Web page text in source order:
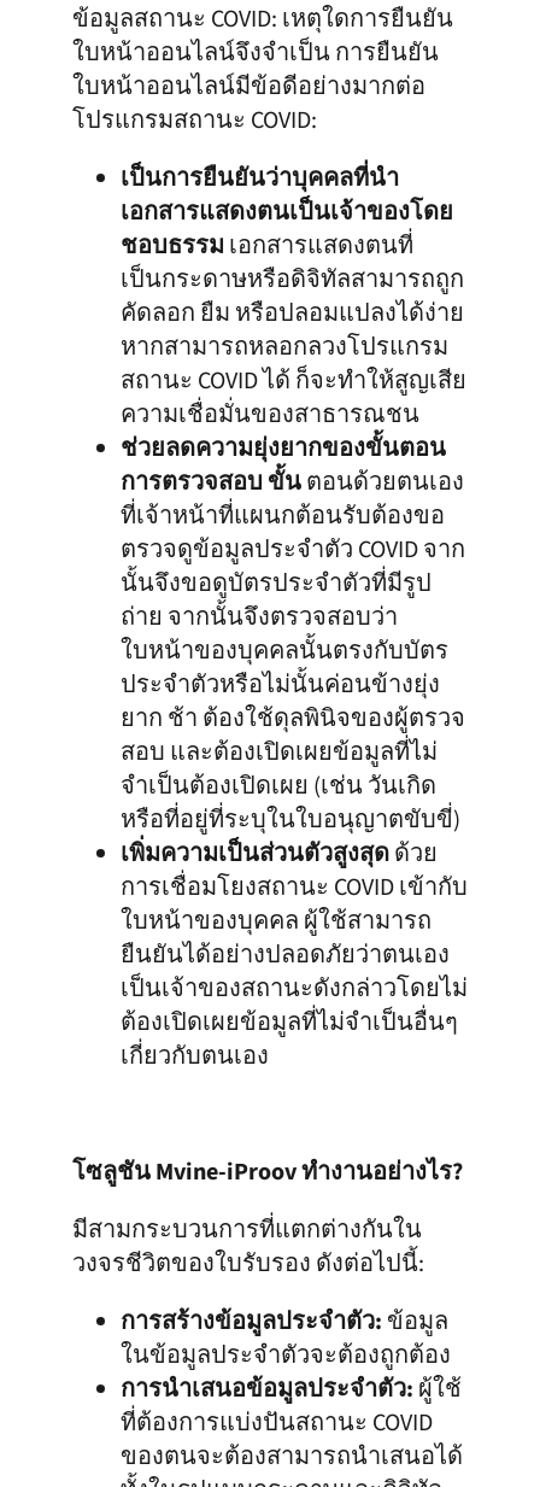
ข้อมูลสถานะ COVID: เหตุใดการยืนยัน
ใบหน้าออนไลน์จึงจำเป็น การยืนยัน
ใบหน้าออนไลน์มีข้อดีอย่างมากต่อ
โปรแกรมสถานะ COVID:
เป็นการยืนยันว่าบุคคลที่นำ
เอกสารแสดงตนเป็นเจ้าของโดย
ชอบธรรม เอกสารแสดงตนที่
เป็นกระดาษหรือดิจิทัลสามารถถูก
คัดลอก ยืม หรือปลอมแปลงได้ง่าย
หากสามารถหลอกลวงโปรแกรม
สถานะ COVID ได้ ก็จะทำให้สูญเสีย
ความเชื่อมั่นของสาธารณชน
ช่วยลดความยุ่งยากของขั้นตอน
การตรวจสอบ ขั้นตอนด้วยตนเอง
ที่เจ้าหน้าที่แผนกต้อนรับต้องขอ
ตรวจดูข้อมูลประจำตัว COVID จาก
นั้นจึงขอดูบัตรประจำตัวที่มีรูป
ถ่าย จากนั้นจึงตรวจสอบว่า
ใบหน้าของบุคคลนั้นตรงกับบัตร
ประจำตัวหรือไม่นั้นค่อนข้างยุ่ง
ยาก ช้า ต้องใช้ดุลพินิจของผู้ตรวจ
สอบ และต้องเปิดเผยข้อมูลที่ไม่
จำเป็นต้องเปิดเผย (เช่น วันเกิด
หรือที่อยู่ที่ระบุในใบอนุญาตขับขี่)
เพิ่มความเป็นส่วนตัวสูงสุดด้วย
การเชื่อมโยงสถานะ COVID เข้ากับ
ใบหน้าของบุคคล ผู้ใช้สามารถ
ยืนยันได้อย่างปลอดภัยว่าตนเอง
เป็นเจ้าของสถานะดังกล่าวโดยไม่
ต้องเปิดเผยข้อมูลที่ไม่จำเป็นอื่นๆ
เกี่ยวกับตนเอง
โซลูชัน Mvine-iProov ทำงานอย่างไร?
มีสามกระบวนการที่แตกต่างกันใน
วงจรชีวิตของใบรับรอง ดังต่อไปนี้:
การสร้างข้อมูลประจำตัว: ข้อมูล
ในข้อมูลประจำตัวจะต้องถูกต้อง
การนำเสนอข้อมูลประจำตัว: ผู้ใช้
ที่ต้องการแบ่งปันสถานะ COVID
ของตนจะต้องสามารถนำเสนอได้